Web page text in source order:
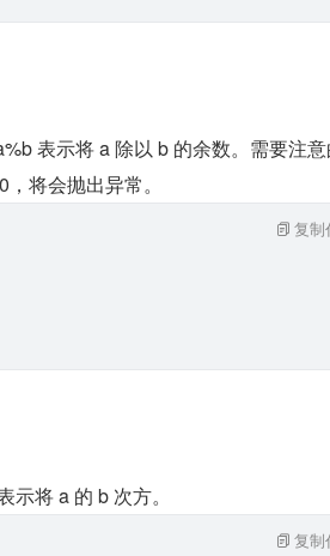
表示将 a 除以 b 的余数。需要注
将会抛出异常。
复制
将 a 的 b 次方。
复制